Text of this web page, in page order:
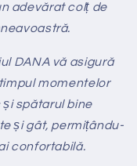
adevărat colț de
DANA vă asigură
momentelor
spătarul bine
și gât, permițându-
confortabilă.